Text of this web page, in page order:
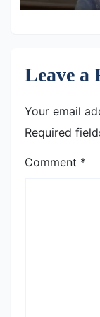
Leave a
Your email
Required
Comment *